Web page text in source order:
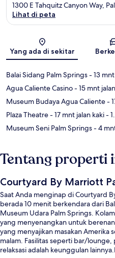
1300 E Tahquitz Canyon Way,
Lihat di peta
Yang ada di sekitar
Balai Sidang Palm Springs- 13
Agua Caliente Casino- 15 mnt
Museum Budaya Agua Caliente-
Plaza Theatre- 17 mnt jalan kaki-
Museum Seni Palm Springs- 4
Tentang properti
Courtyard By Marriott
Saat Anda menginap di Courtyard
berada 10 menit berkendara dari
Museum Udara Palm Springs.
yang menyenangkan untuk
yang menyajikan masakan Amerika
malam. Fasilitas seperti bar/
relaksasi adalah keunggulan